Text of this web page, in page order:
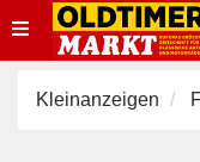
Toggle
navigation
Kleinanzeigen